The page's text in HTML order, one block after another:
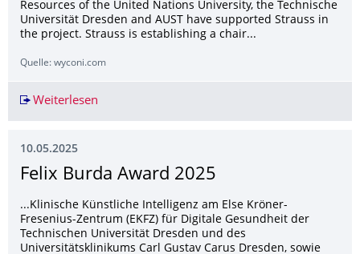
Resources of the United Nations University, the Technische
Universität Dresden and AUST have supported Strauss in
the project. Strauss is establishing a chair...
Quelle: wyconi.com
Weiterlesen
10.05.2025
Felix Burda Award 2025
...Klinische Künstliche Intelligenz am Else Kröner-
Fresenius-Zentrum (EKFZ) für Digitale Gesundheit der
Technischen Universität Dresden und des
Universitätsklinikums Carl Gustav Carus Dresden, sowie